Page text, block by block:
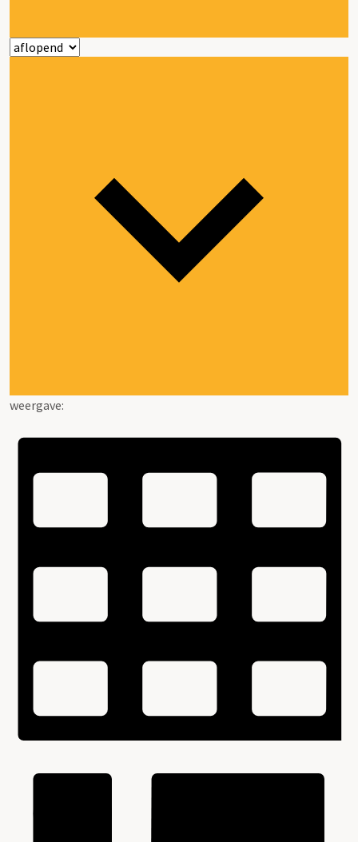
weergave: